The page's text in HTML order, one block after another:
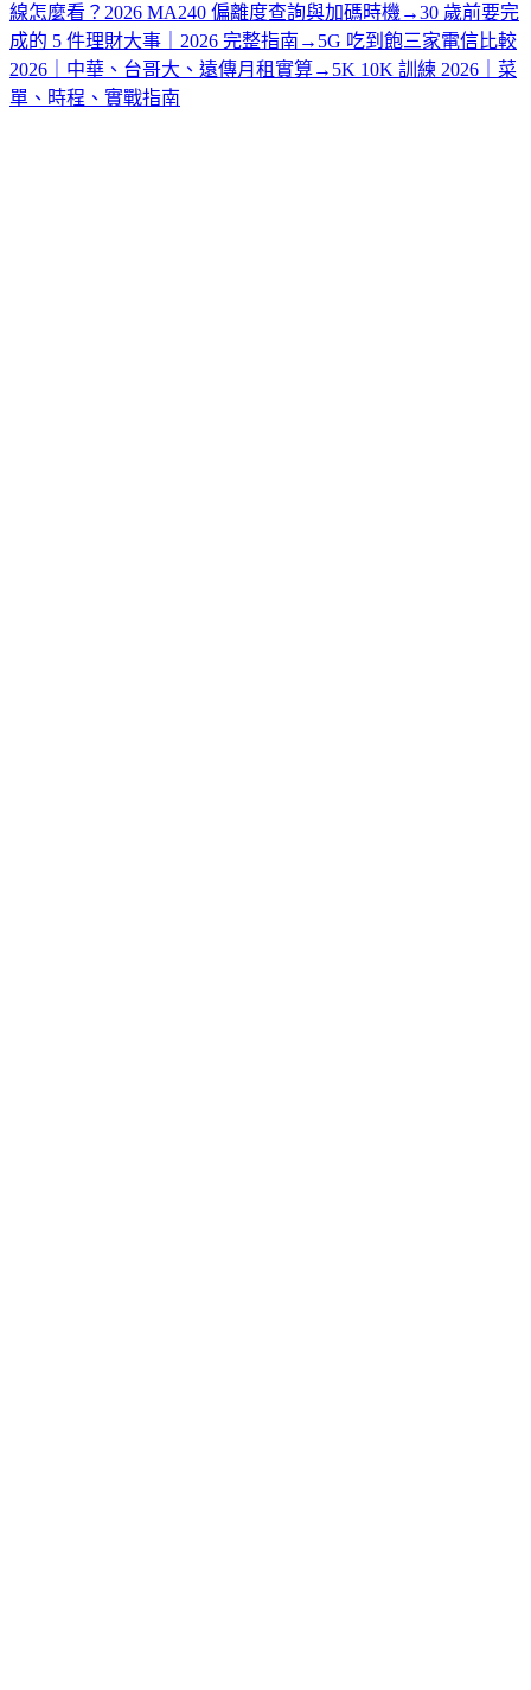
線怎麼看？2026 MA240 偏離度查詢與加碼時機 →30 歲前要完
成的 5 件理財大事｜2026 完整指南 → 5G 吃到飽三家電信比較
2026｜中華、台哥大、遠傳月租實算→ 5K 10K 訓練 2026｜菜
單、時程、實戰指南